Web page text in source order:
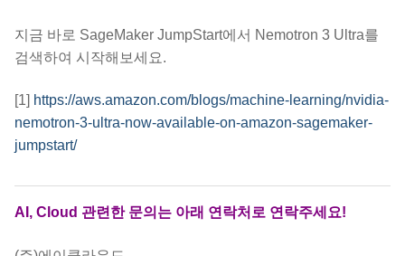
지금 바로 SageMaker JumpStart에서 Nemotron 3 Ultra를
검색하여 시작해보세요.
[1] https://aws.amazon.com/blogs/machine-learning/nvidia-
nemotron-3-ultra-now-available-on-amazon-sagemaker-
jumpstart/
AI, Cloud 관련한 문의는 아래 연락처로 연락주세요!